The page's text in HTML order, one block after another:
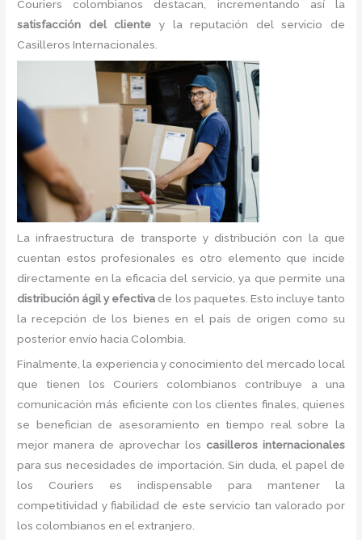
Couriers colombianos destacan, incrementando así la
satisfacción del cliente y la reputación del servicio de
Casilleros Internacionales.
La infraestructura de transporte y distribución con la que
cuentan estos profesionales es otro elemento que incide
directamente en la eficacia del servicio, ya que permite una
distribución ágil y efectiva de los paquetes. Esto incluye tanto
la recepción de los bienes en el país de origen como su
posterior envío hacia Colombia.
Finalmente, la experiencia y conocimiento del mercado local
que tienen los Couriers colombianos contribuye a una
comunicación más eficiente con los clientes finales, quienes
se benefician de asesoramiento en tiempo real sobre la
mejor manera de aprovechar los casilleros internacionales
para sus necesidades de importación. Sin duda, el papel de
los Couriers es indispensable para mantener la
competitividad y fiabilidad de este servicio tan valorado por
los colombianos en el extranjero.